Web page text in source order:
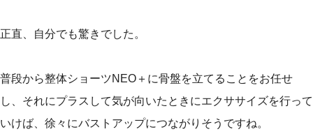
正直、自分でも驚きでした。
普段から整体ショーツNEO＋に骨盤を立てることをお任せ
し、それにプラスして気が向いたときにエクササイズを行って
いけば、徐々にバストアップにつながりそうですね。